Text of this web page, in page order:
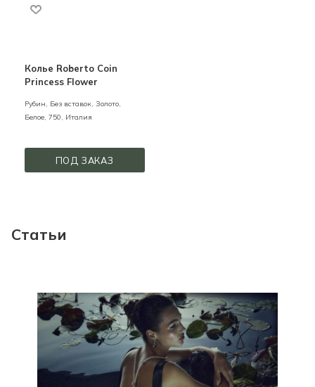
Колье Roberto Coin
Princess Flower
Рубин, Без вставок, Золото,
Белое, 750, Италия
ПОД ЗАКАЗ
Статьи